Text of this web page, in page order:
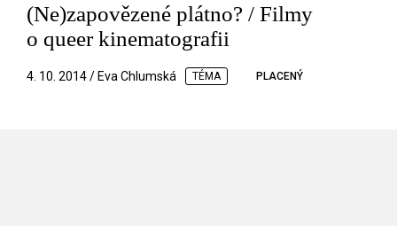
(Ne)zapovězené plátno? / Filmy
o queer kinematografii
4. 10. 2014 / Eva Chlumská TÉMA PLACENÝ